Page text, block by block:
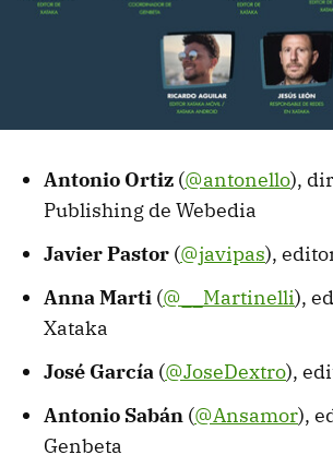
Antonio Ortiz (@antonello),
Publishing de Webedia
Javier Pastor (@javipas),
Anna Marti (@__Martinelli),
Xataka
José García (@JoseDextro),
Antonio Sabán (@Ansamor),
Genbeta